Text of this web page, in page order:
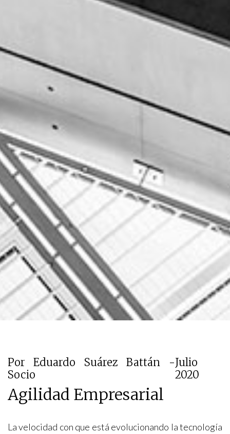
Por Eduardo Suárez Battán -
Socio
Julio
2020
Agilidad Empresarial
La velocidad con que está evolucionando la tecnología